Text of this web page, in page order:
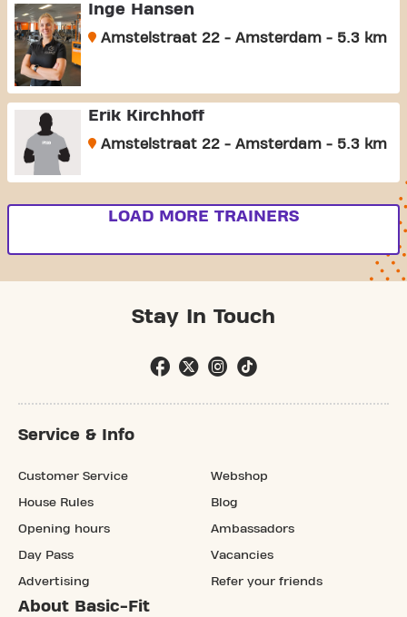
Inge Hansen
Amstelstraat 22 - Amsterdam - 5.3 km
Erik Kirchhoff
Amstelstraat 22 - Amsterdam - 5.3 km
LOAD MORE TRAINERS
Stay In Touch
Service & Info
Customer Service
House Rules
Opening hours
Day Pass
Advertising
Webshop
Blog
Ambassadors
Vacancies
Refer your friends
About Basic-Fit